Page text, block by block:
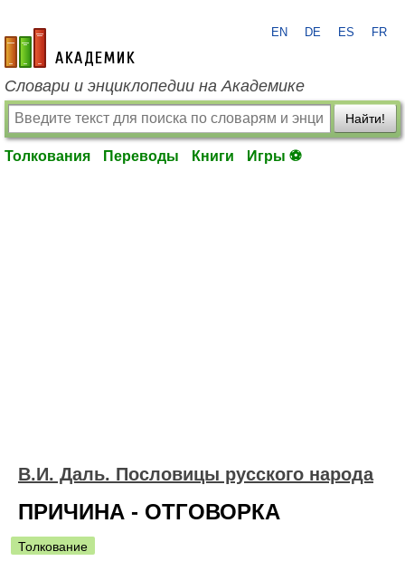
academic.ru
EN DE ES FR
Словари и энциклопедии на Академике
Найти!
Толкования Переводы Книги Игры ⚽
В.И. Даль. Пословицы русского народа
ПРИЧИНА - ОТГОВОРКА
Толкование